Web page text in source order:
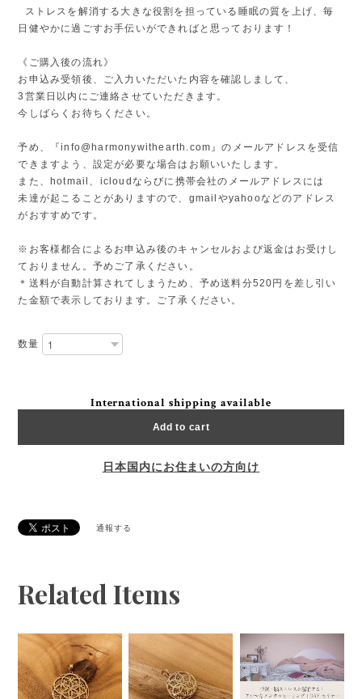
ストレスを解消する大きな役割を担っている睡眠の質を上げ、毎
日健やかに過ごすお手伝いができればと思っております！
《ご購入後の流れ》
お申込み受領後、ご入力いただいた内容を確認しまして、
3営業日以内にご連絡させていただきます。
今しばらくお待ちください。
予め、『info@harmonywithearth.com』のメールアドレスを受信
できますよう、設定が必要な場合はお願いいたします。
また、hotmail、icloudならびに携帯会社のメールアドレスには
未達が起こることがありますので、gmailやyahooなどのアドレス
がおすすめです。
※お客様都合によるお申込み後のキャンセルおよび返金はお受けし
ておりません。予めご了承ください。
＊送料が自動計算されてしまうため、予め送料分520円を差し引い
た金額で表示しております。ご了承ください。
数量
International shipping available
Add to cart
日本国内にお住まいの方向け
通報する
Related Items